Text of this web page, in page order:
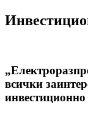
всички